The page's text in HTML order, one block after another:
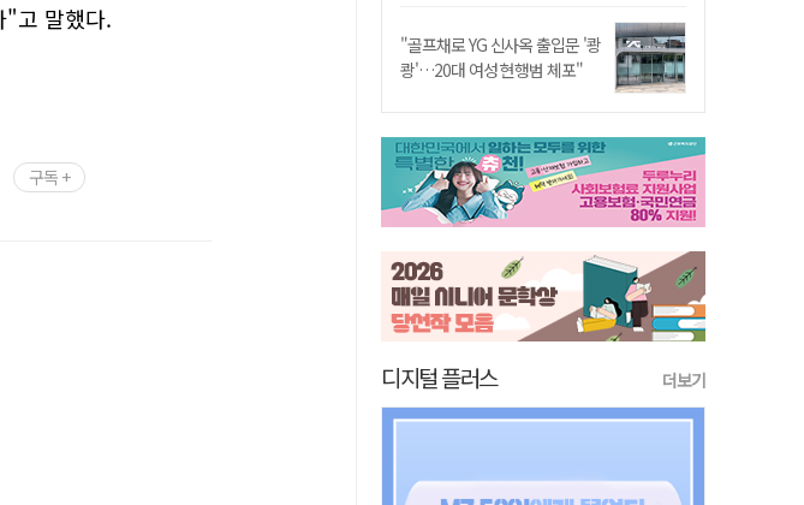
"고 말했다.
구독 +
"골프채로 YG 신사옥 출입문 '쾅
쾅'…20대 여성 현행범 체포"
디지털 플러스 더보기